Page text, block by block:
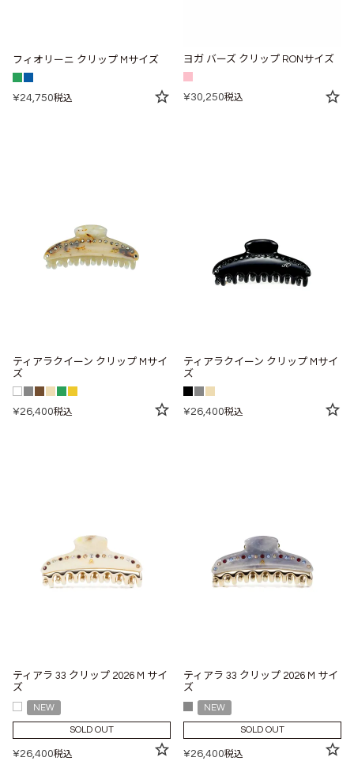
フィオリーニ クリップ Mサイズ
¥24,750税込
ヨガ バーズ クリップ RONサイズ
¥30,250税込
ティアラクイーン クリップ Mサイ
ズ
¥26,400税込
ティアラクイーン クリップ Mサイ
ズ
¥26,400税込
ティアラ 33 クリップ 2026 M サイ
ズ
NEW
SOLD OUT
¥26,400税込
ティアラ 33 クリップ 2026 M サイ
ズ
NEW
SOLD OUT
¥26,400税込